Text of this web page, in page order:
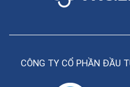
CÔNG TY CỔ PHẦN ĐẦU